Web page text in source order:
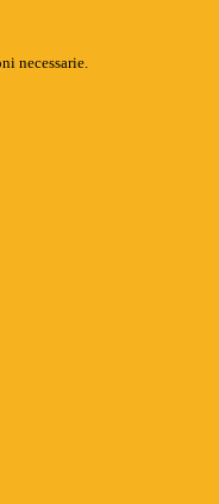
necessarie.